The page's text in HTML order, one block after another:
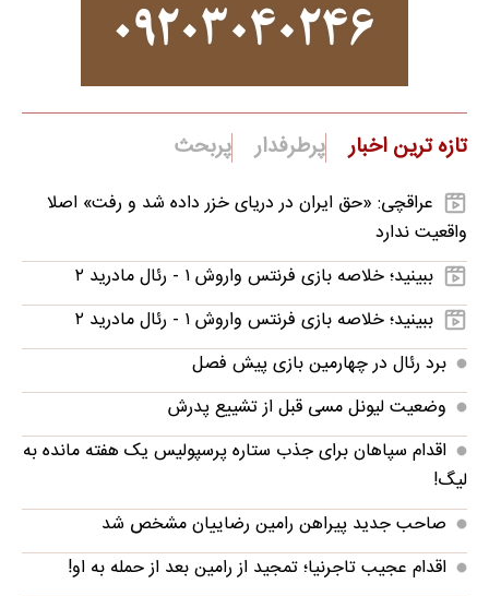
تازه ترین اخبار پرطرفدار پربحث
عراقچی: «حق ایران در دریای خزر داده شد و رفت» اصلا
واقعیت ندارد
ببینید؛ خلاصه بازی فرنتس واروش ۱ - رئال مادرید ۲
ببینید؛ خلاصه بازی فرنتس واروش ۱ - رئال مادرید ۲
برد رئال در چهارمین بازی پیش فصل
وضعیت لیونل مسی قبل از تشییع پدرش
اقدام سپاهان برای جذب ستاره پرسپولیس یک هفته مانده به
لیگ!
صاحب جدید پیراهن رامین رضاییان مشخص شد
اقدام عجیب تاجرنیا؛ تمجید از رامین بعد از حمله به او!